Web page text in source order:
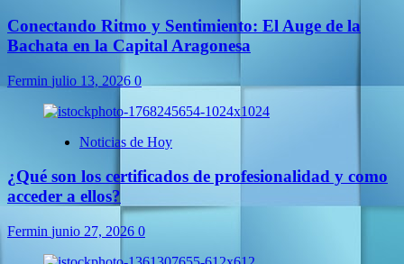
Conectando Ritmo y Sentimiento: El Auge de la
Bachata en la Capital Aragonesa
Fermin julio 13, 2026 0
Noticias de Hoy
¿Qué son los certificados de profesionalidad y como
acceder a ellos?
Fermin junio 27, 2026 0